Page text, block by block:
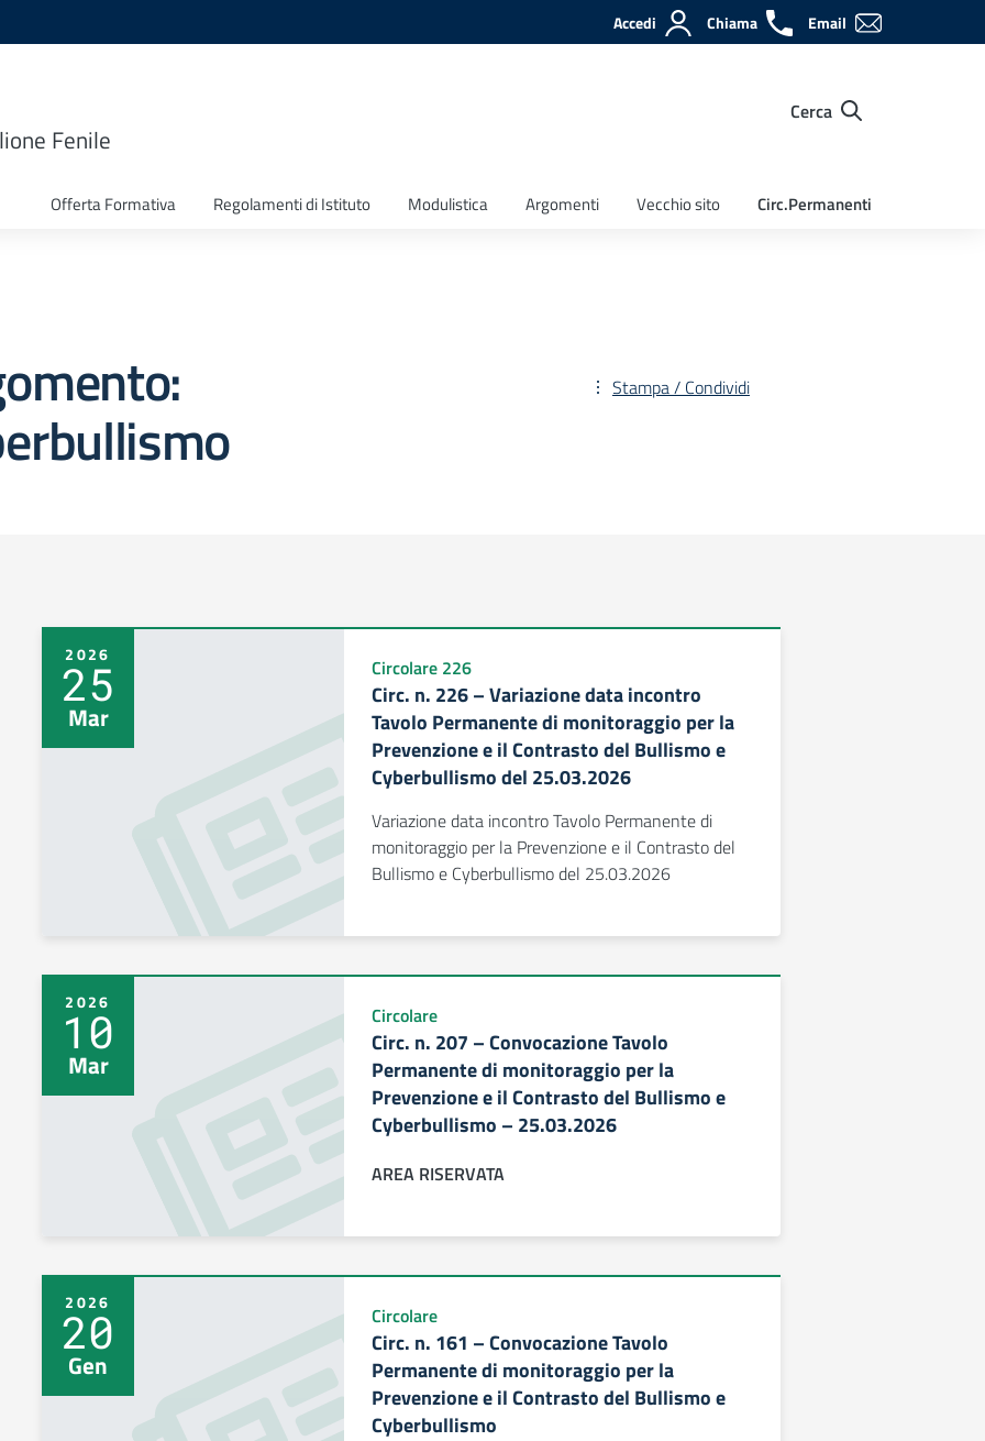
Accedi Chiama Email
Fenile
Cerca
Offerta Formativa Regolamenti di Istituto Modulistica Argomenti Vecchio sito Circ.Permanenti
Stampa / Condividi
2026
25
Mar
Circolare 226
Circ. n. 226 – Variazione data incontro
Tavolo Permanente di monitoraggio per la
Prevenzione e il Contrasto del Bullismo e
Cyberbullismo del 25.03.2026
Variazione data incontro Tavolo Permanente di
monitoraggio per la Prevenzione e il Contrasto del
Bullismo e Cyberbullismo del 25.03.2026
2026
10
Mar
Circolare
Circ. n. 207 – Convocazione Tavolo
Permanente di monitoraggio per la
Prevenzione e il Contrasto del Bullismo e
Cyberbullismo – 25.03.2026
AREA RISERVATA
2026
20
Gen
Circolare
Circ. n. 161 – Convocazione Tavolo
Permanente di monitoraggio per la
Prevenzione e il Contrasto del Bullismo e
Cyberbullismo